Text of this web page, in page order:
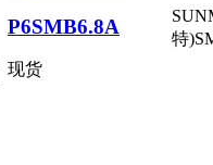
P6SMB6.8A
现货
特)